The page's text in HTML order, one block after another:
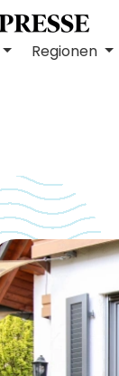
Regionen